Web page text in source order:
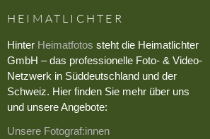
HEIMATLICHTER
Hinter Heimatfotos steht die Heimatlichter
GmbH – das professionelle Foto- & Video-
Netzwerk in Süddeutschland und der
Schweiz. Hier finden Sie mehr über uns
und unsere Angebote:
Unsere Fotograf:innen